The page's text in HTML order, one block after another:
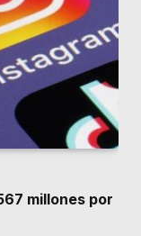
millones por